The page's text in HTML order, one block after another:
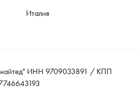
Италия
ИНН 9709033891 / КПП